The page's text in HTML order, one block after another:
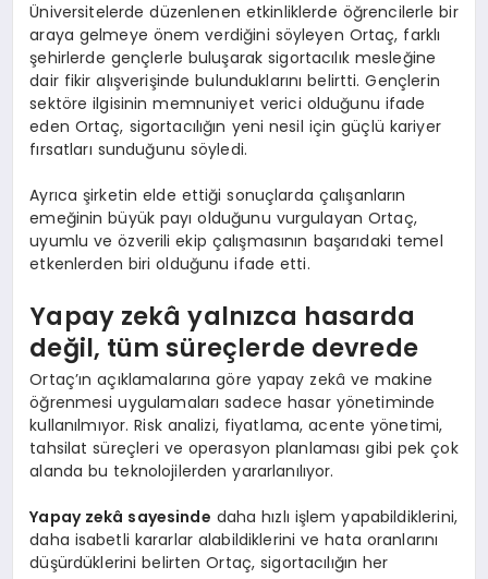
Üniversitelerde düzenlenen etkinliklerde öğrencilerle bir
araya gelmeye önem verdiğini söyleyen Ortaç, farklı
şehirlerde gençlerle buluşarak sigortacılık mesleğine
dair fikir alışverişinde bulunduklarını belirtti. Gençlerin
sektöre ilgisinin memnuniyet verici olduğunu ifade
eden Ortaç, sigortacılığın yeni nesil için güçlü kariyer
fırsatları sunduğunu söyledi.
Ayrıca şirketin elde ettiği sonuçlarda çalışanların
emeğinin büyük payı olduğunu vurgulayan Ortaç,
uyumlu ve özverili ekip çalışmasının başarıdaki temel
etkenlerden biri olduğunu ifade etti.
Yapay zekâ yalnızca hasarda
değil, tüm süreçlerde devrede
Ortaç’ın açıklamalarına göre yapay zekâ ve makine
öğrenmesi uygulamaları sadece hasar yönetiminde
kullanılmıyor. Risk analizi, fiyatlama, acente yönetimi,
tahsilat süreçleri ve operasyon planlaması gibi pek çok
alanda bu teknolojilerden yararlanılıyor.
Yapay zekâ sayesinde daha hızlı işlem yapabildiklerini,
daha isabetli kararlar alabildiklerini ve hata oranlarını
düşürdüklerini belirten Ortaç, sigortacılığın her